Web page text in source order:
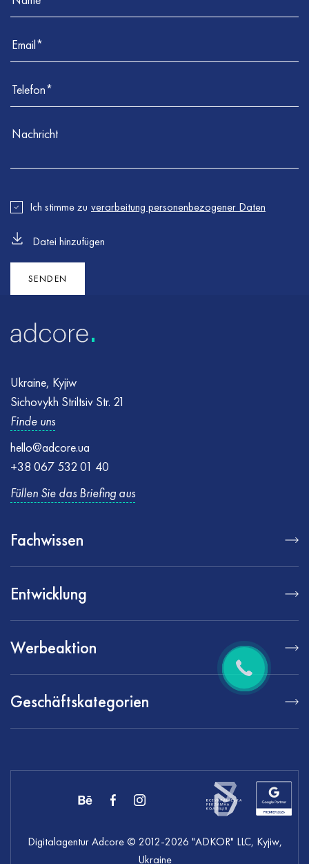
Ich stimme zu verarbeitung personenbezogener Daten
Datei hinzufügen
SENDEN
Ukraine, Kyjiw
Sichovykh Striltsiv Str. 21
Finde uns
hello@adcore.ua
+38 067 532 01 40
Füllen Sie das Briefing aus
Fachwissen
Entwicklung
Werbeaktion
Geschäftskategorien
Digitalagentur Adcore© 2012-2026 "ADKOR" LLC, Kyjiw,
Ukraine